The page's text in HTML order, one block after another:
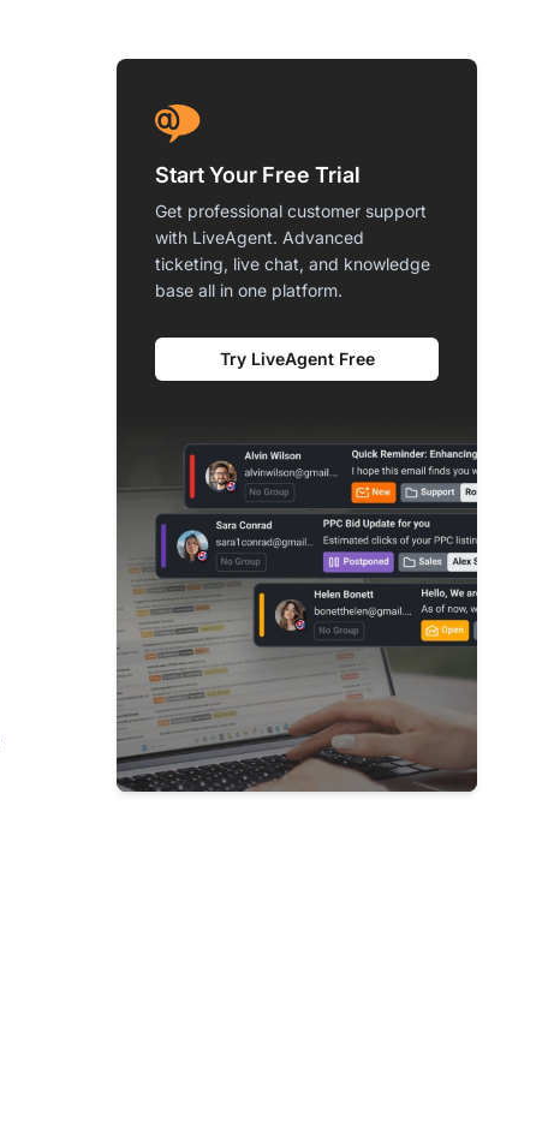
Start Your Free Trial
Get professional customer support
with LiveAgent. Advanced
ticketing, live chat, and knowledge
base all in one platform.
Try LiveAgent Free